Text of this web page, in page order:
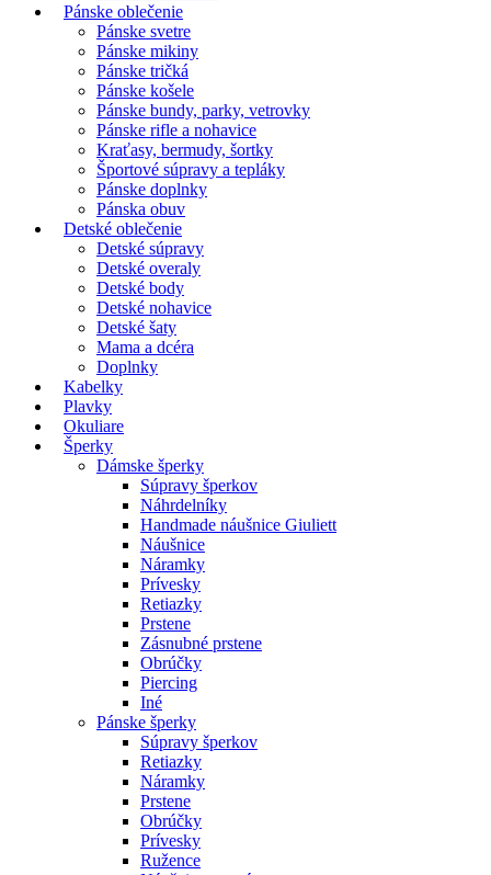
Pánske oblečenie
Pánske svetre
Pánske mikiny
Pánske tričká
Pánske košele
Pánske bundy, parky, vetrovky
Pánske rifle a nohavice
Kraťasy, bermudy, šortky
Športové súpravy a tepláky
Pánske doplnky
Pánska obuv
Detské oblečenie
Detské súpravy
Detské overaly
Detské body
Detské nohavice
Detské šaty
Mama a dcéra
Doplnky
Kabelky
Plavky
Okuliare
Šperky
Dámske šperky
Súpravy šperkov
Náhrdelníky
Handmade náušnice Giuliett
Náušnice
Náramky
Prívesky
Retiazky
Prstene
Zásnubné prstene
Obrúčky
Piercing
Iné
Pánske šperky
Súpravy šperkov
Retiazky
Náramky
Prstene
Obrúčky
Prívesky
Ružence